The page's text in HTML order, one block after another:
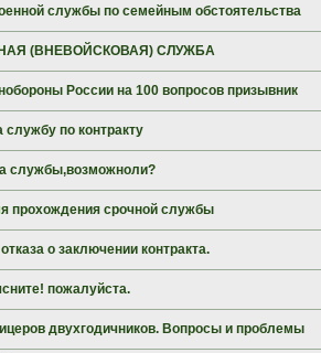
службы по семейным обстоятельства
(ВНЕВОЙСКОВАЯ) СЛУЖБА
России на 100 вопросов призывник
службу по контракту
службы,возможноли?
прохождения срочной службы
о заключении контракта.
пожалуйста.
двухгодичников. Вопросы и проблемы